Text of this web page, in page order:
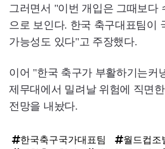
그러면서 "이번 개입은 그때보다
으로 보인다. 한국 축구대표팀이
가능성도 있다"고 주장했다.
이어 "한국 축구가 부활하기는커
제무대에서 밀려날 위험에 직면
전망을 내놨다.
한국축구국가대표팀
월드컵조